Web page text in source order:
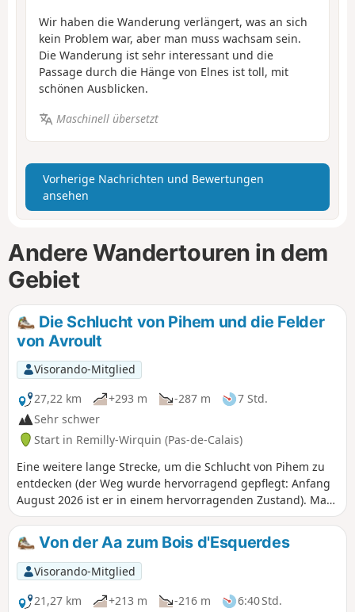
Wir haben die Wanderung verlängert, was an sich
kein Problem war, aber man muss wachsam sein.
Die Wanderung ist sehr interessant und die
Passage durch die Hänge von Elnes ist toll, mit
schönen Ausblicken.
Maschinell übersetzt
Vorherige Nachrichten und Bewertungen
ansehen
Andere Wandertouren in dem
Gebiet
Die Schlucht von Pihem und die Felder
von Avroult
Visorando-Mitglied
27,22 km
+293 m -287 m
7 Std.
Sehr schwer
Start in Remilly-Wirquin (Pas-de-Calais)
Eine weitere lange Strecke, um die Schlucht von Pihem zu
entdecken (der Weg wurde hervorragend gepflegt: Anfang
August 2026 ist er in einem hervorragenden Zustand). Man
wandert auch auf einem herrlichen Weg im Ortsteil „Les
Champs d’Avroult“, bevor man einen Blick auf die
ehemaligen Steinbrüche von Cléty wirft. Leichte
Wanderung, die sich in zwei Etappen aufteilen lässt.
Von der Aa zum Bois d'Esquerdes
Visorando-Mitglied
21,27 km
+213 m -216 m 6:40 Std.